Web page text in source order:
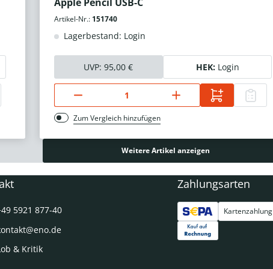
Artikel-Nr.: 151740
Lagerbestand: Login
UVP:95,00 € HEK: Login
Zum Vergleich hinzufügen
Weitere Artikel anzeigen
5921 877-40
& Kritik
Zahlungsarten
Kartenzahlung